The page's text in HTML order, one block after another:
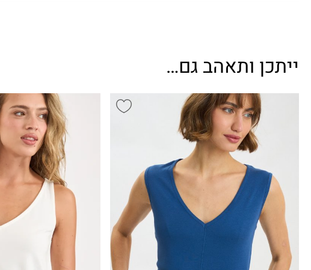
ייתכן ותאהב גם…